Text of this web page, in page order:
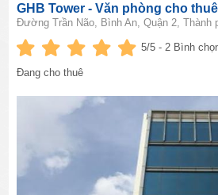
GHB Tower - Văn phòng cho
Đường Trần Não, Bình An, Quận 2, Thành
5/5 -2 Bình
Đang cho thuê